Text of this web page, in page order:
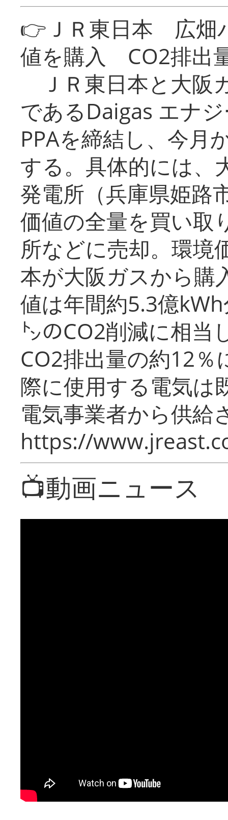
👉ＪＲ東日本 広畑
値を購入 CO2排出
ＪＲ東日本と大阪
であるDaigas エナ
PPAを締結し、今月
する。具体的には、
発電所（兵庫県姫路
価値の全量を買い取
所などに売却。環境
本が大阪ガスから購
値は年間約5.3億
㌧のCO2削減に相当
CO2排出量の約12％
際に使用する電気は
電気事業者から供給
https://
📺動画ニュース